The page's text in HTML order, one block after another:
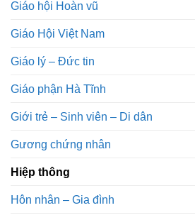
Giáo hội Hoàn vũ
Giáo Hội Việt Nam
Giáo lý – Đức tin
Giáo phận Hà Tĩnh
Giới trẻ – Sinh viên – Di dân
Gương chứng nhân
Hiệp thông
Hôn nhân – Gia đình